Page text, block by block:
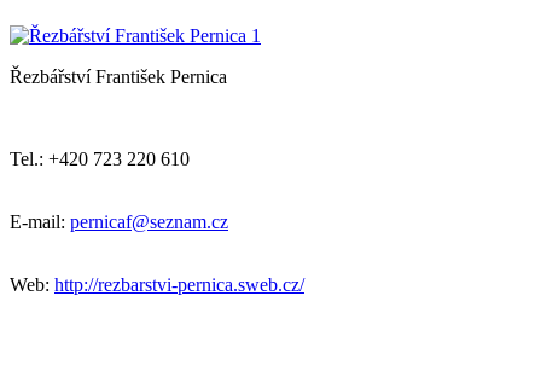
Řezbářství František Pernica
Tel.: +420 723 220 610
E-mail: pernicaf@seznam.cz
Web: http://rezbarstvi-pernica.sweb.cz/